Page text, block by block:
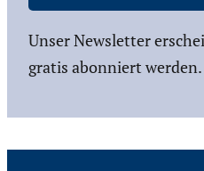
Unser Newsletter
gratis abonniert werden.